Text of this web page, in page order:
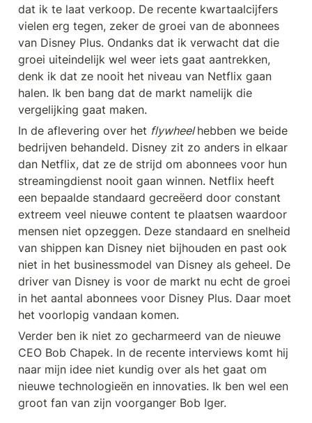
dat ik te laat verkoop. De recente kwartaalcijfers
vielen erg tegen, zeker de groei van de abonnees
van Disney Plus. Ondanks dat ik verwacht dat die
groei uiteindelijk wel weer iets gaat aantrekken,
denk ik dat ze nooit het niveau van Netflix gaan
halen. Ik ben bang dat de markt namelijk die
vergelijking gaat maken.
In de aflevering over het flywheel hebben we beide
bedrijven behandeld. Disney zit zo anders in elkaar
dan Netflix, dat ze de strijd om abonnees voor hun
streamingdienst nooit gaan winnen. Netflix heeft
een bepaalde standaard gecreëerd door constant
extreem veel nieuwe content te plaatsen waardoor
mensen niet opzeggen. Deze standaard en snelheid
van shippen kan Disney niet bijhouden en past ook
niet in het businessmodel van Disney als geheel. De
driver van Disney is voor de markt nu echt de groei
in het aantal abonnees voor Disney Plus. Daar moet
het voorlopig vandaan komen.
Verder ben ik niet zo gecharmeerd van de nieuwe
CEO Bob Chapek. In de recente interviews komt hij
naar mijn idee niet kundig over als het gaat om
nieuwe technologieën en innovaties. Ik ben wel een
groot fan van zijn voorganger Bob Iger.